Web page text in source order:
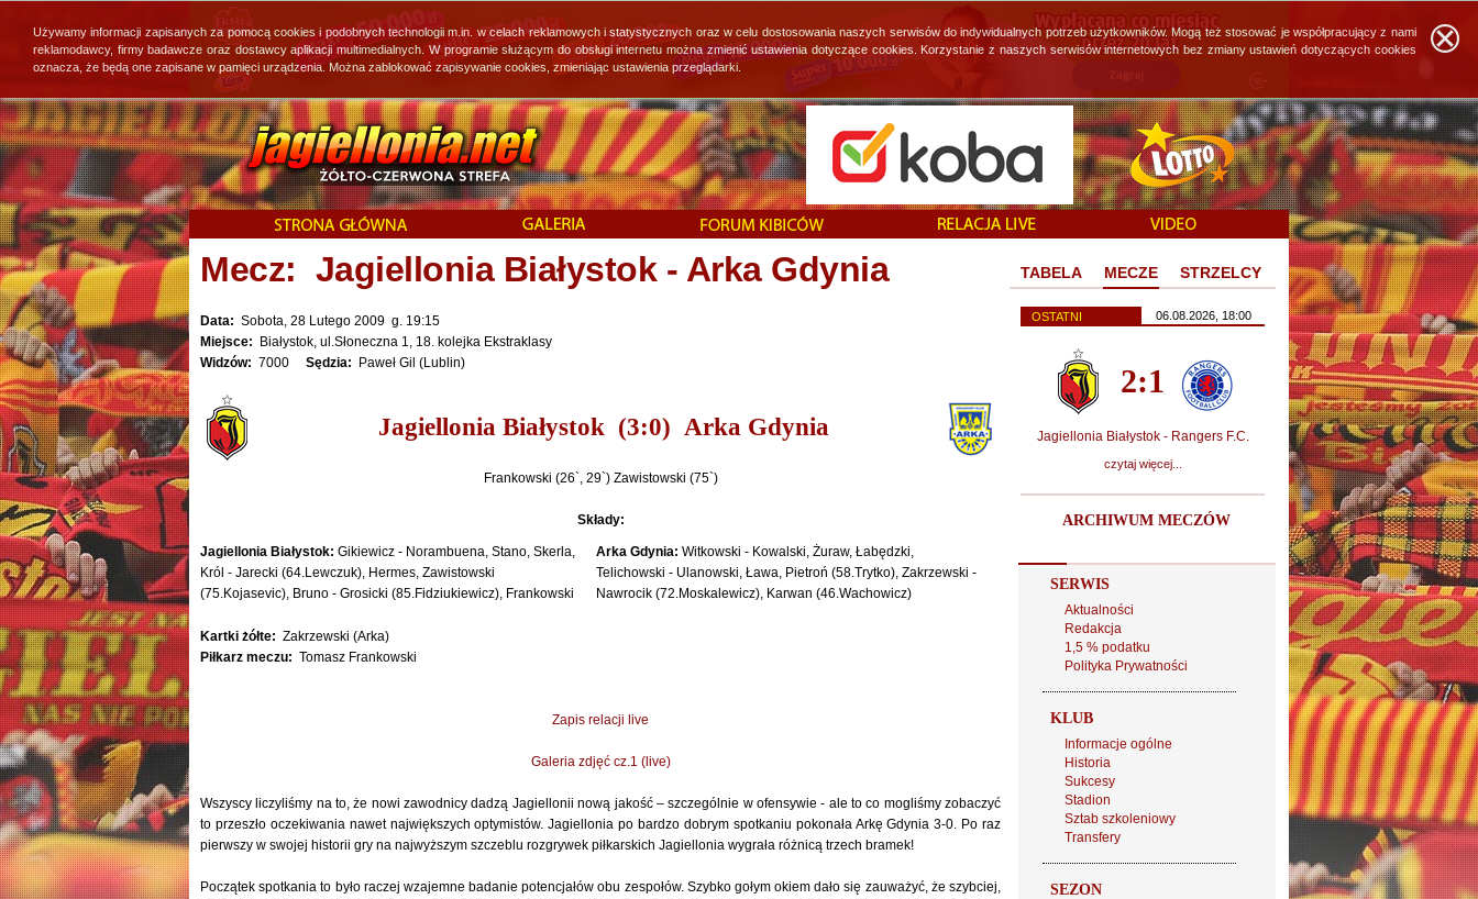
Mecz: Jagiellonia Białystok - Arka Gdynia
Data: Sobota, 28 Lutego 2009 g. 19:15
Miejsce: Białystok, ul.Słoneczna 1, 18. kolejka Ekstraklasy
Widzów: 7000 Sędzia: Paweł Gil (Lublin)
Jagiellonia Białystok (3:0) Arka Gdynia
Frankowski (26`, 29`) Zawistowski (75`)
Składy:
Jagiellonia Białystok: Gikiewicz - Norambuena, Stano, Skerla,
Król - Jarecki (64.Lewczuk), Hermes, Zawistowski
(75.Kojasevic), Bruno - Grosicki (85.Fidziukiewicz), Frankowski
Arka Gdynia: Witkowski - Kowalski, Żuraw, Łabędzki,
Telichowski - Ulanowski, Ława, Pietroń (58.Trytko), Zakrzewski -
Nawrocik (72.Moskalewicz), Karwan (46.Wachowicz)
Kartki żółte: Zakrzewski (Arka)
Piłkarz meczu: Tomasz Frankowski
Zapis relacji live
Galeria zdjęć cz.1 (live)
Wszyscy liczyliśmy na to, że nowi zawodnicy dadzą Jagiellonii nową jakość – szczególnie w ofensywie - ale to co mogliśmy zobaczyć
to przeszło oczekiwania nawet największych optymistów. Jagiellonia po bardzo dobrym spotkaniu pokonała Arkę Gdynia 3-0. Po raz
pierwszy w swojej historii gry na najwyższym szczeblu rozgrywek piłkarskich Jagiellonia wygrała różnicą trzech bramek!
Początek spotkania to było raczej wzajemne badanie potencjałów obu zespołów. Szybko gołym okiem dało się zauważyć, że szybciej,
TABELA MECZE STRZELCY
OSTATNI 06.08.2026, 18:00
2:1
Jagiellonia Białystok - Rangers F.C.
czytaj więcej...
ARCHIWUM MECZÓW
SERWIS
Aktualności
Redakcja
1,5 % podatku
Polityka Prywatności
KLUB
Informacje ogólne
Historia
Sukcesy
Stadion
Sztab szkoleniowy
Transfery
SEZON
Używamy informacji zapisanych za pomocą cookies i podobnych technologii m.in. w celach reklamowych i statystycznych oraz w celu dostosowania naszych serwisów do indywidualnych potrzeb użytkowników. Mogą też stosować je współpracujący z nami
reklamodawcy, firmy badawcze oraz dostawcy aplikacji multimedialnych. W programie służącym do obsługi internetu można zmienić ustawienia dotyczące cookies. Korzystanie z naszych serwisów internetowych bez zmiany ustawień dotyczących cookies
oznacza, że będą one zapisane w pamięci urządzenia. Można zablokować zapisywanie cookies, zmieniając ustawienia przeglądarki.